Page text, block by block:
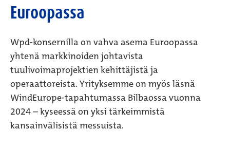
Euroopassa
Wpd-konsernilla on vahva asema Euroopassa
yhtenä markkinoiden johtavista
tuulivoimaprojektien kehittäjistä ja
operaattoreista. Yrityksemme on myös läsnä
WindEurope-tapahtumassa Bilbaossa vuonna
2024 – kyseessä on yksi tärkeimmistä
kansainvälisistä messuista.